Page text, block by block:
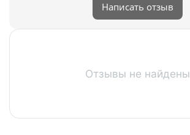
Написать отзыв
Отзывы не найдены